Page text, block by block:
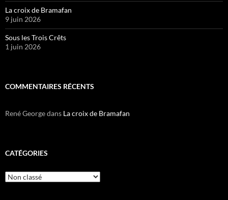
La croix de Bramafan
9 juin 2026
Sous les Trois Crêts
1 juin 2026
COMMENTAIRES RÉCENTS
René Georgedans La croix de Bramafan
CATÉGORIES
Catégories